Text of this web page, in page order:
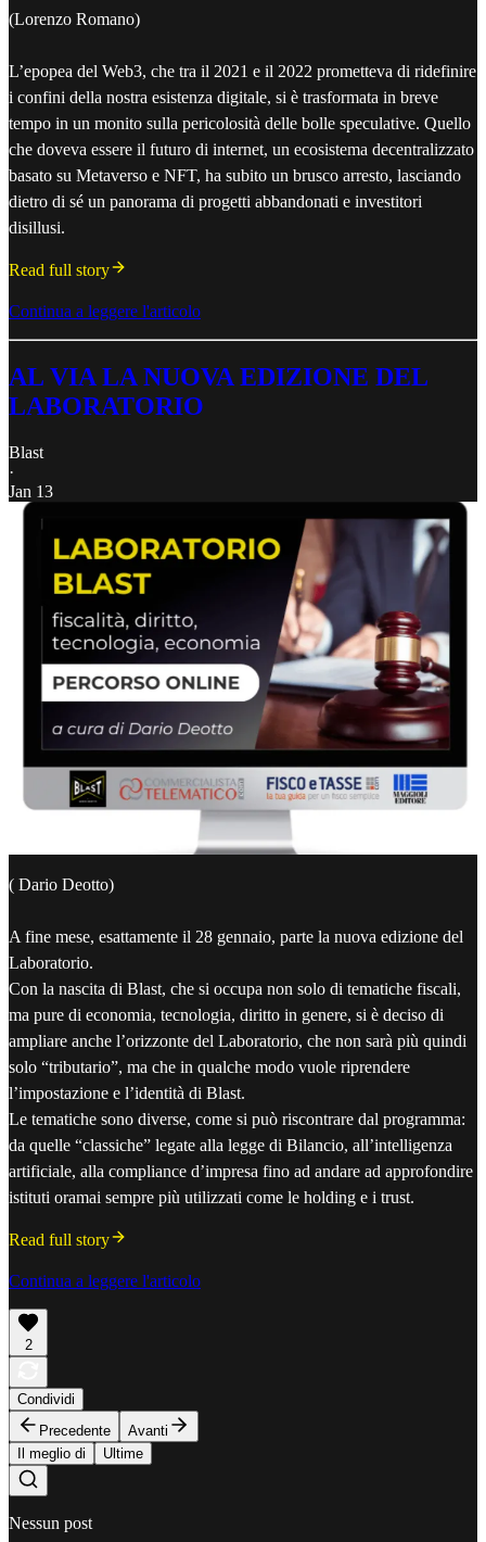
(Lorenzo Romano)
L’epopea del Web3, che tra il 2021 e il 2022 prometteva di ridefinire
i confini della nostra esistenza digitale, si è trasformata in breve
tempo in un monito sulla pericolosità delle bolle speculative. Quello
che doveva essere il futuro di internet, un ecosistema decentralizzato
basato su Metaverso e NFT, ha subito un brusco arresto, lasciando
dietro di sé un panorama di progetti abbandonati e investitori
disillusi.
Read full story
Continua a leggere l'articolo
AL VIA LA NUOVA EDIZIONE DEL
LABORATORIO
Blast
·
Jan 13
( Dario Deotto)
A fine mese, esattamente il 28 gennaio, parte la nuova edizione del
Laboratorio.
Con la nascita di Blast, che si occupa non solo di tematiche fiscali,
ma pure di economia, tecnologia, diritto in genere, si è deciso di
ampliare anche l’orizzonte del Laboratorio, che non sarà più quindi
solo “tributario”, ma che in qualche modo vuole riprendere
l’impostazione e l’identità di Blast.
Le tematiche sono diverse, come si può riscontrare dal programma:
da quelle “classiche” legate alla legge di Bilancio, all’intelligenza
artificiale, alla compliance d’impresa fino ad andare ad approfondire
istituti oramai sempre più utilizzati come le holding e i trust.
Read full story
Continua a leggere l'articolo
2
Condividi
Precedente
Avanti
Il meglio di
Ultime
Nessun post